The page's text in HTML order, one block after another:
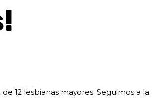
12 lesbianas mayores. Seguimos a la